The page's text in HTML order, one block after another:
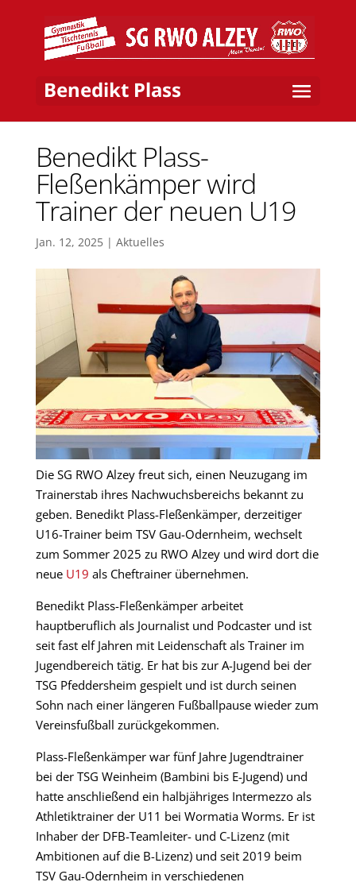
Benedikt Plass
Benedikt Plass-
Fleßenkämper wird
Trainer der neuen U19
Jan. 12, 2025| Aktuelles
Die SG RWO Alzey freut sich, einen Neuzugang im
Trainerstab ihres Nachwuchsbereichs bekannt zu
geben. Benedikt Plass-Fleßenkämper, derzeitiger
U16-Trainer beim TSV Gau-Odernheim, wechselt
zum Sommer 2025 zu RWO Alzey und wird dort die
neue U19 als Cheftrainer übernehmen.
Benedikt Plass-Fleßenkämper arbeitet
hauptberuflich als Journalist und Podcaster und ist
seit fast elf Jahren mit Leidenschaft als Trainer im
Jugendbereich tätig. Er hat bis zur A-Jugend bei der
TSG Pfeddersheim gespielt und ist durch seinen
Sohn nach einer längeren Fußballpause wieder zum
Vereinsfußball zurückgekommen.
Plass-Fleßenkämper war fünf Jahre Jugendtrainer
bei der TSG Weinheim (Bambini bis E-Jugend) und
hatte anschließend ein halbjähriges Intermezzo als
Athletiktrainer der U11 bei Wormatia Worms. Er ist
Inhaber der DFB-Teamleiter- und C-Lizenz (mit
Ambitionen auf die B-Lizenz) und seit 2019 beim
TSV Gau-Odernheim in verschiedenen